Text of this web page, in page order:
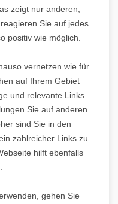
zeigt nur anderen,
Sie auf jedes
positiv wie möglich.
vernetzen wie für
auf Ihrem Gebiet
und relevante Links
Sie auf anderen
sind Sie in den
zahlreicher Links zu
hilft ebenfalls
gehen Sie